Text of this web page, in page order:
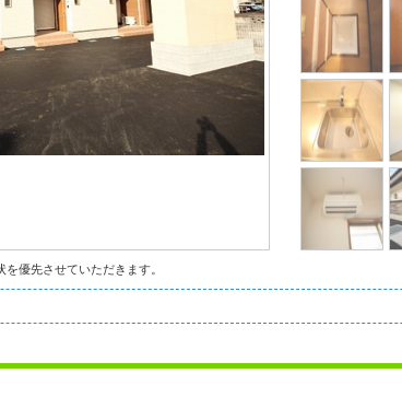
優先させていただきます。